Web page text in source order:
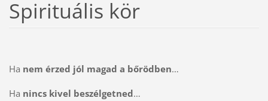
Spirituális kör
Ha nem érzed jól magad a bőrödben…
Ha nincs kivel beszélgetned…